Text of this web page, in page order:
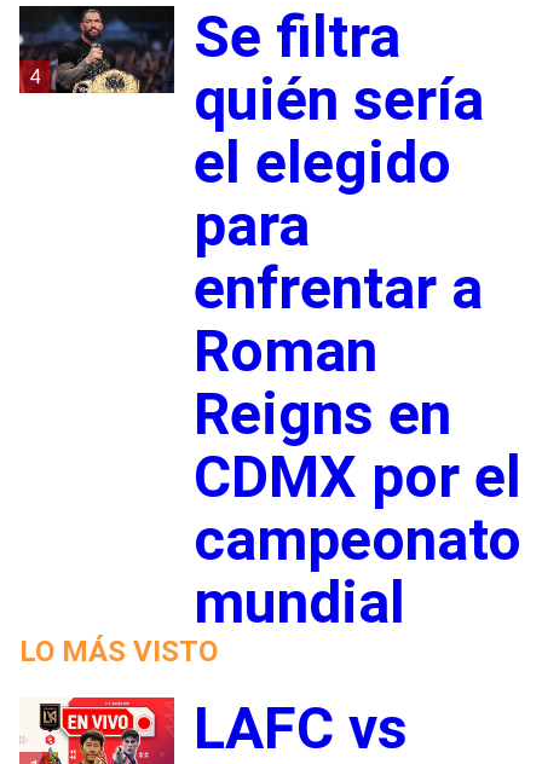
4
Se filtra
quién sería
el elegido
para
enfrentar a
Roman
Reigns en
CDMX por el
campeonato
mundial
LO MÁS VISTO
LAFC vs